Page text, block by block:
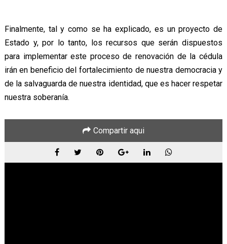
Finalmente, tal y como se ha explicado, es un proyecto de
Estado y, por lo tanto, los recursos que serán dispuestos
para implementar este proceso de renovación de la cédula
irán en beneficio del fortalecimiento de nuestra democracia y
de la salvaguarda de nuestra identidad, que es hacer respetar
nuestra soberanía.
Compartir aqui